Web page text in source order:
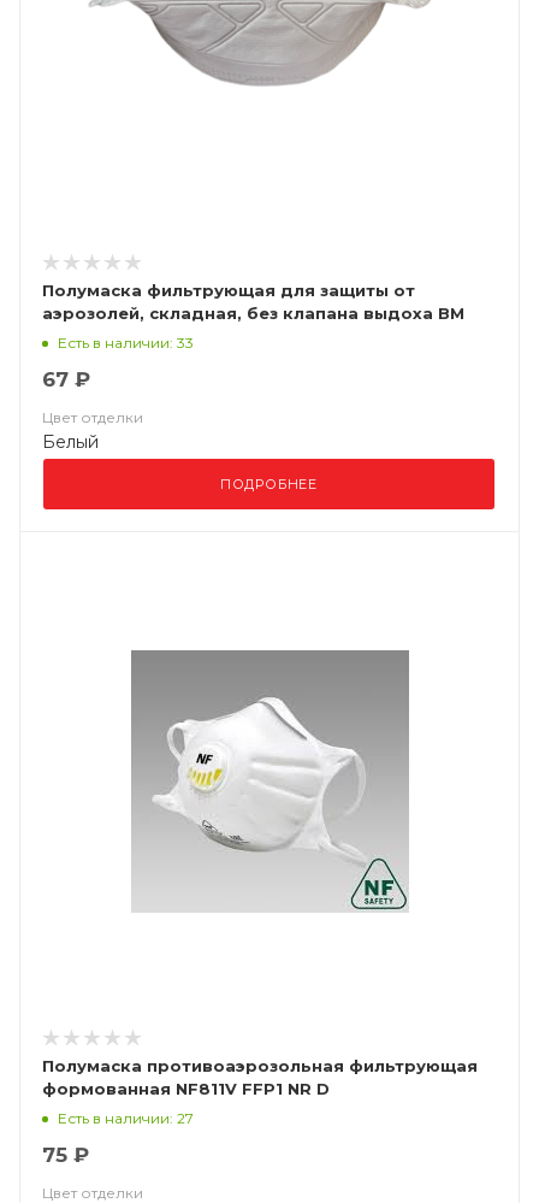
Полумаска фильтрующая для защиты от
аэрозолей, складная, без клапана выдоха ВМ
9101 FFP1 NR D
Есть в наличии: 33
67 ₽
Цвет отделки
Белый
ПОДРОБНЕЕ
Полумаска противоаэрозольная фильтрующая
формованная NF811V FFP1 NR D
Есть в наличии: 27
75 ₽
Цвет отделки